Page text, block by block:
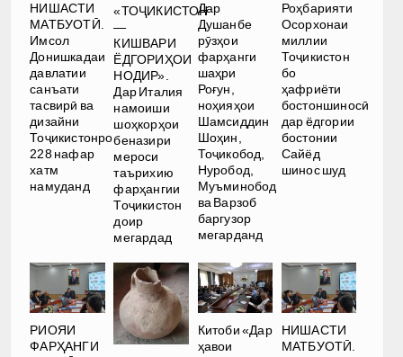
НИШАСТИ
МАТБУОТӢ.
Имсол
Донишкадаи
давлатии
санъати
тасвирӣ ва
дизайни
Тоҷикистонро
228 нафар
хатм
намуданд
«ТОҶИКИСТОН
—
КИШВАРИ
ЁДГОРИҲОИ
НОДИР».
Дар Италия
намоиши
шоҳкорҳои
беназири
мероси
таърихию
фарҳангии
Тоҷикистон
доир
мегардад
Дар
Душанбе
рӯзҳои
фарҳанги
шаҳри
Роғун,
ноҳияҳои
Шамсиддин
Шоҳин,
Тоҷикобод,
Нуробод,
Муъминобод
ва Варзоб
баргузор
мегарданд
Роҳбарияти
Осорхонаи
миллии
Тоҷикистон
бо
ҳафриёти
бостоншиносӣ
дар ёдгории
бостонии
Сайёд
шинос шуд
РИОЯИ
ФАРҲАНГИ
Китоби «Дар
ҳавои
НИШАСТИ
МАТБУОТӢ.